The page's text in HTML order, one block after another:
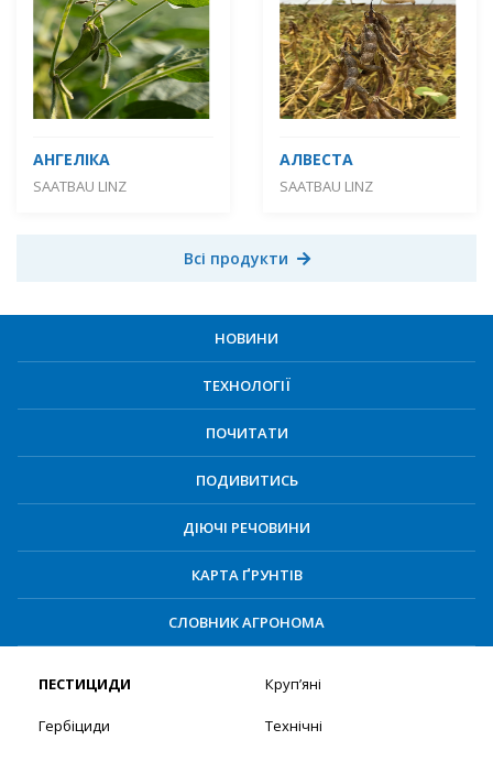
АНГЕЛІКА
SAATBAU LINZ
АЛВЕСТА
SAATBAU LINZ
Всі продукти
НОВИНИ
ТЕХНОЛОГІЇ
ПОЧИТАТИ
ПОДИВИТИСЬ
ДІЮЧІ РЕЧОВИНИ
КАРТА ҐРУНТІВ
СЛОВНИК АГРОНОМА
ПЕСТИЦИДИ
Гербіциди
Круп’яні
Технічні